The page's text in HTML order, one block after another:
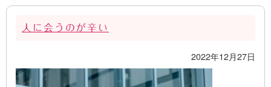
人に会うのが辛い
2022年12月27日